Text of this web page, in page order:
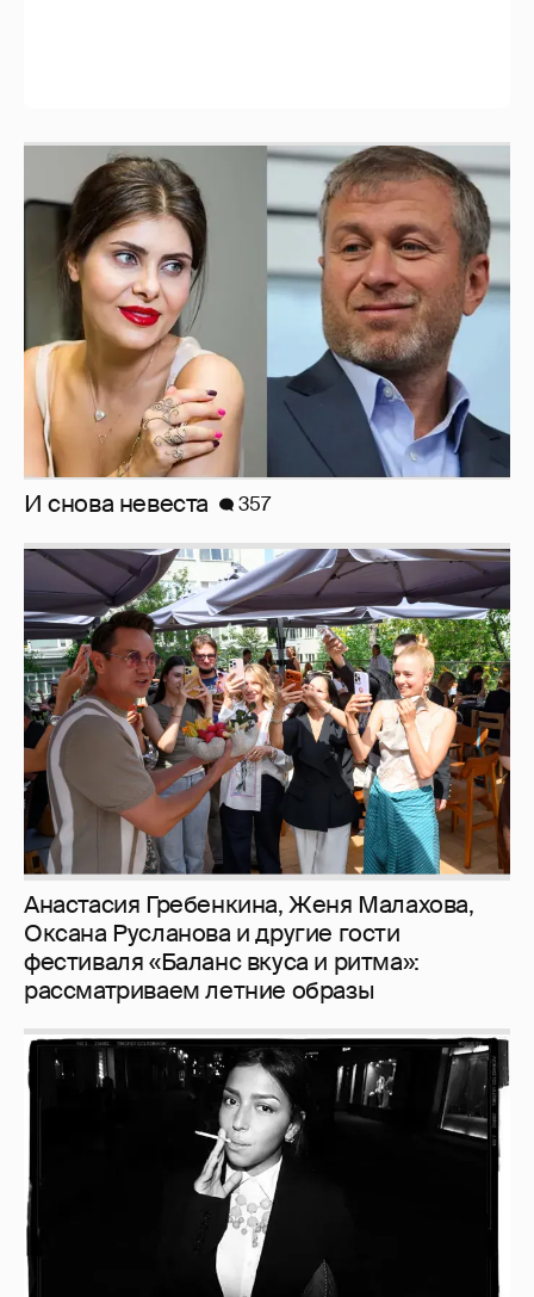
Анастасия Гребенкина, Женя Малахова,
Оксана Русланова и другие гости
фестиваля «Баланс вкуса и ритма»:
рассматриваем летние образы
Рублёвские дочки 187
Неужели правда? 143